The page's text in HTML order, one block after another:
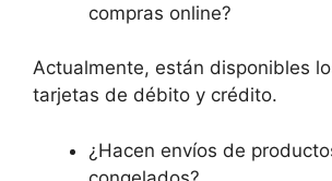
compras online?
Actualmente, están disponibles
tarjetas de débito y crédito.
¿Hacen envíos de